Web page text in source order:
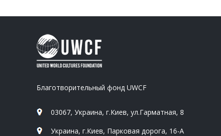
Благотворительный фонд UWCF
03067, Украина, г.Киев, ул.Гарматная, 8
Украина, г.Киев, Парковая дорога, 16-А